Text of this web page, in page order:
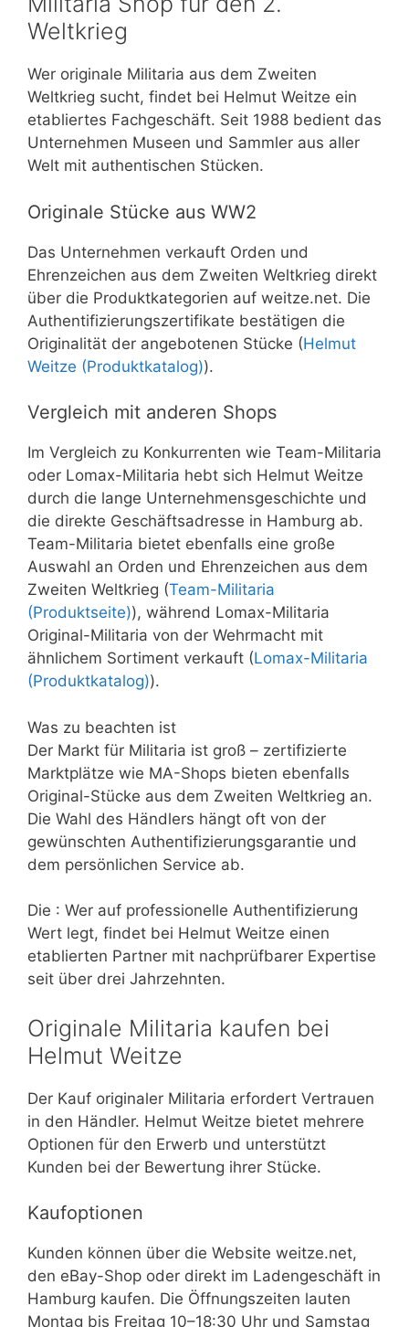
Weltkrieg
Wer originale Militaria aus dem Zweiten
Weltkrieg sucht, findet bei Helmut Weitze ein
etabliertes Fachgeschäft. Seit 1988 bedient das
Unternehmen Museen und Sammler aus aller
Welt mit authentischen Stücken.
Originale Stücke aus WW2
Das Unternehmen verkauft Orden und
Ehrenzeichen aus dem Zweiten Weltkrieg direkt
über die Produktkategorien auf weitze.net. Die
Authentifizierungszertifikate bestätigen die
Originalität der angebotenen Stücke (Helmut
Weitze (Produktkatalog)).
Vergleich mit anderen Shops
Im Vergleich zu Konkurrenten wie Team-Militaria
oder Lomax-Militaria hebt sich Helmut Weitze
durch die lange Unternehmensgeschichte und
die direkte Geschäftsadresse in Hamburg ab.
Team-Militaria bietet ebenfalls eine große
Auswahl an Orden und Ehrenzeichen aus dem
Zweiten Weltkrieg (Team-Militaria
(Produktseite)), während Lomax-Militaria
Original-Militaria von der Wehrmacht mit
ähnlichem Sortiment verkauft (Lomax-Militaria
(Produktkatalog)).
Was zu beachten ist
Der Markt für Militaria ist groß – zertifizierte
Marktplätze wie MA-Shops bieten ebenfalls
Original-Stücke aus dem Zweiten Weltkrieg an.
Die Wahl des Händlers hängt oft von der
gewünschten Authentifizierungsgarantie und
dem persönlichen Service ab.
Die : Wer auf professionelle Authentifizierung
Wert legt, findet bei Helmut Weitze einen
etablierten Partner mit nachprüfbarer Expertise
seit über drei Jahrzehnten.
Originale Militaria kaufen bei
Helmut Weitze
Der Kauf originaler Militaria erfordert Vertrauen
in den Händler. Helmut Weitze bietet mehrere
Optionen für den Erwerb und unterstützt
Kunden bei der Bewertung ihrer Stücke.
Kaufoptionen
Kunden können über die Website weitze.net,
den eBay-Shop oder direkt im Ladengeschäft in
Hamburg kaufen. Die Öffnungszeiten lauten
Montag bis Freitag 10–18:30 Uhr und Samstag